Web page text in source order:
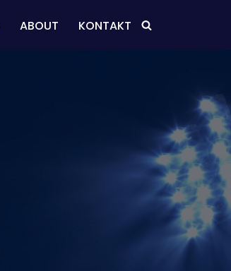
ABOUT KONTAKT